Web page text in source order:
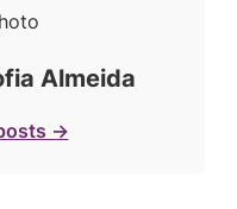
Almeida
→